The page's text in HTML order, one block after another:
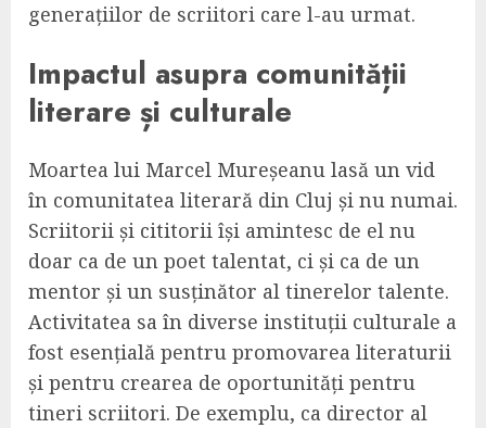
generațiilor de scriitori care l-au urmat.
Impactul asupra comunității
literare și culturale
Moartea lui Marcel Mureșeanu lasă un vid
în comunitatea literară din Cluj și nu numai.
Scriitorii și cititorii își amintesc de el nu
doar ca de un poet talentat, ci și ca de un
mentor și un susținător al tinerelor talente.
Activitatea sa în diverse instituții culturale a
fost esențială pentru promovarea literaturii
și pentru crearea de oportunități pentru
tineri scriitori. De exemplu, ca director al